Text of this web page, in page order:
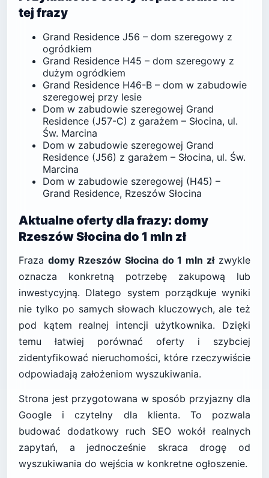
tej frazy
Grand Residence J56 – dom szeregowy z
ogródkiem
Grand Residence H45 – dom szeregowy z
dużym ogródkiem
Grand Residence H46-B – dom w zabudowie
szeregowej przy lesie
Dom w zabudowie szeregowej Grand
Residence (J57-C) z garażem – Słocina, ul.
Św. Marcina
Dom w zabudowie szeregowej Grand
Residence (J56) z garażem – Słocina, ul. Św.
Marcina
Dom w zabudowie szeregowej (H45) –
Grand Residence, Rzeszów Słocina
Aktualne oferty dla frazy: domy
Rzeszów Słocina do 1 mln zł
Fraza domy Rzeszów Słocina do 1 mln złzwykle
oznacza konkretną potrzebę zakupową lub
inwestycyjną. Dlatego system porządkuje wyniki
nie tylko po samych słowach kluczowych, ale też
pod kątem realnej intencji użytkownika. Dzięki
temu łatwiej porównać oferty i szybciej
zidentyfikować nieruchomości, które rzeczywiście
odpowiadają założeniom wyszukiwania.
Strona jest przygotowana w sposób przyjazny dla
Google i czytelny dla klienta. To pozwala
budować dodatkowy ruch SEO wokół realnych
zapytań, a jednocześnie skraca drogę od
wyszukiwania do wejścia w konkretne ogłoszenie.